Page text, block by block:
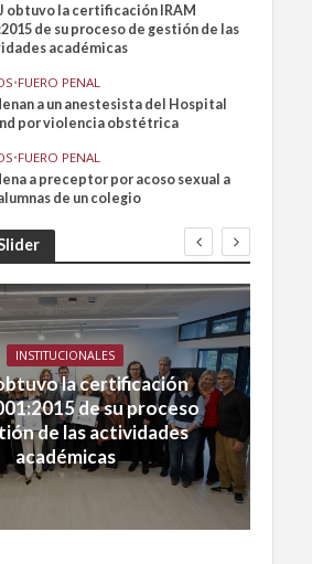
obtuvo la certificación IRAM
de su proceso de gestión de las
académicas
•FUERO PENAL
a un anestesista del Hospital
por violencia obstétrica
•FUERO PENAL
a preceptor por acoso sexual a
de un colegio
INSTITUCIONALES
la certificación
de su proceso
de las actividades
académicas